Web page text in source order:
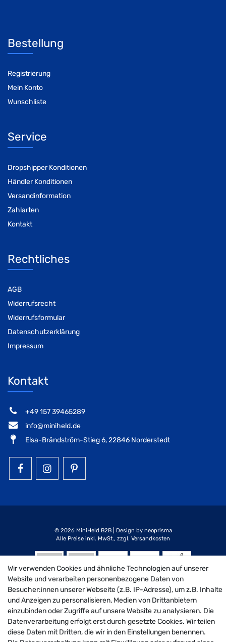
Bestellung
Registrierung
Mein Konto
Wunschliste
Service
Dropshipper Konditionen
Händler Konditionen
Versandinformation
Zahlarten
Kontakt
Rechtliches
AGB
Widerrufsrecht
Widerrufsformular
Datenschutzerklärung
Impressum
Kontakt
‭+49 157 39465289‬
info@miniheld.de
Elsa-Brändström-Stieg 6, 22846 Norderstedt
© 2026 MiniHeld B2B
| Design by neoprisma
Alle Preise inkl. MwSt., zzgl. Versandkosten
Wir verwenden Cookies und ähnliche Technologien auf unserer
Website und verarbeiten personenbezogene Daten von
Besucher:innen unserer Webseite (z.B. IP-Adresse), um z.B. Inhalte
und Anzeigen zu personalisieren, Medien von Drittanbietern
einzubinden oder Zugriffe auf unsere Website zu analysieren. Die
Datenverarbeitung erfolgt erst durch gesetzte Cookies. Wir teilen
diese Daten mit Dritten, die wir in den Einstellungen benennen.